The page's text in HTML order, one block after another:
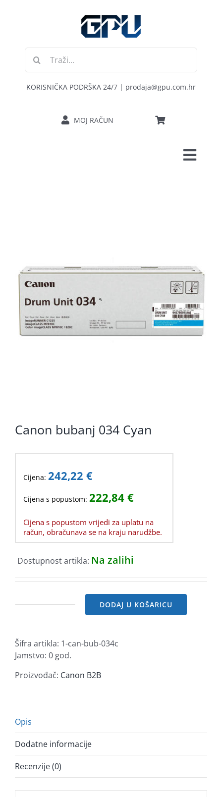
Traži...
KORISNIČKA PODRŠKA 24/7 | prodaja@gpu.com.hr
MOJ RAČUN
KABELI I KONEKTORI
MREŽNA OPREMA
PRINTERI
POTROŠNI
Canon bubanj 034 Cyan
Cijena: 242,22 €
Cijena s popustom: 222,84 €
Cijena s popustom vrijedi za uplatu na
račun, obračunava se na kraju narudžbe.
Dostupnost artikla: Na zalihi
Cyan
količina
DODAJ U KOŠARICU
Šifra artikla: 1-can-bub-034c
Jamstvo: 0 god.
Proizvođač: Canon B2B
Opis
Dodatne informacije
Recenzije (0)